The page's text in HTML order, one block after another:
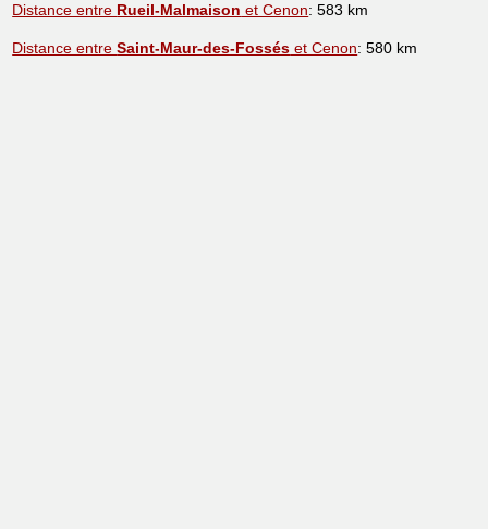
Distance entre Rueil-Malmaison et Cenon: 583 km
Distance entreSaint-Maur-des-Fossés et Cenon: 580 km